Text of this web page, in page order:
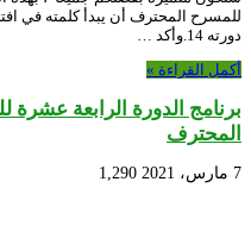
للمسرح المحترف أن يبدأ كلمته في
دورته 14.وأكد …
أكمل القراءة »
برنامج الدورة الرابعة عشرة
المحترف
7 مارس، 2021 1,290